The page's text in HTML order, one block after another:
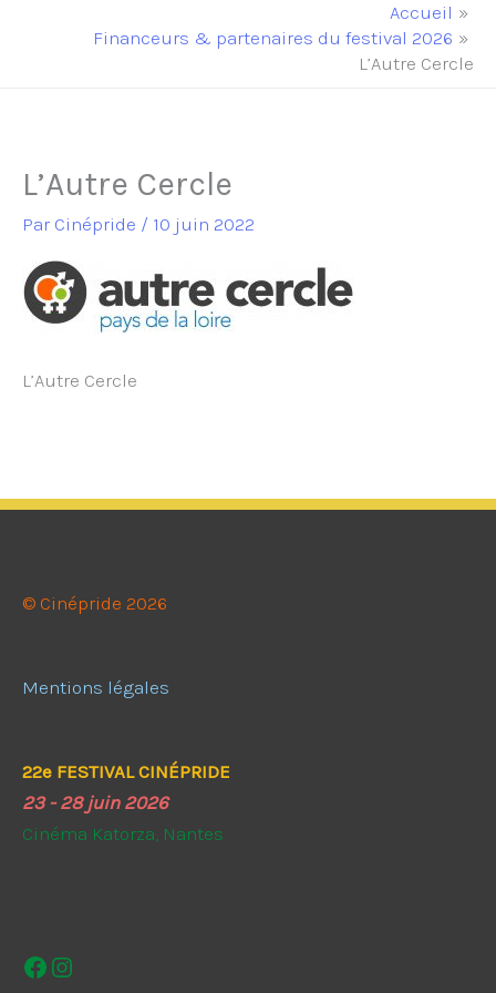
Accueil
Financeurs & partenaires du festival 2026
L’Autre Cercle
L’Autre Cercle
Par Cinépride / 10 juin 2022
L’Autre Cercle
© Cinépride 2026
Mentions légales
22e FESTIVAL CINÉPRIDE
23 - 28 juin 2026
Cinéma Katorza, Nantes
Facebook
Instagram